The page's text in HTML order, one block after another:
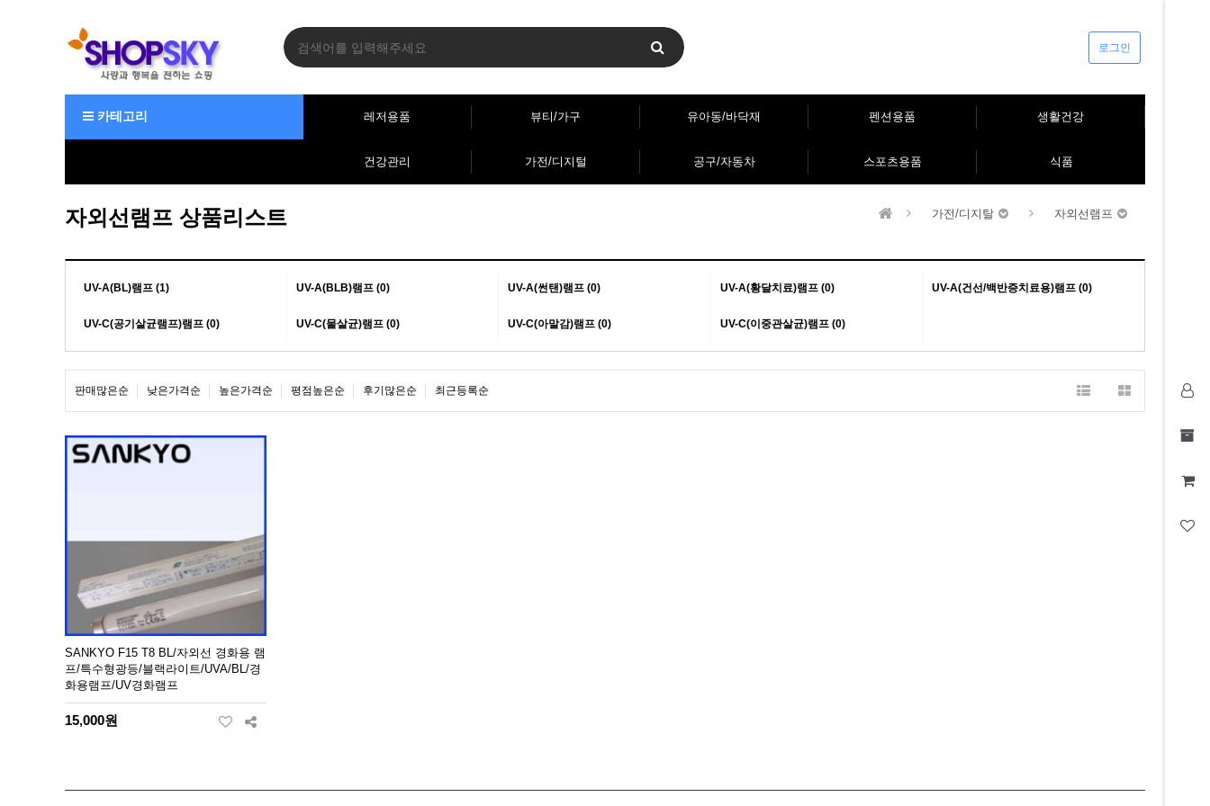
로그인
카테고리 레저용품 뷰티/가구 유아동/바닥재 펜션용품 생활건강
건강관리 가전/디지털 공구/자동차 스포츠용품 식품
자외선램프 상품리스트 가전/디지탈 자외선램프
UV-A(BL)램프 (1) UV-A(BLB)램프 (0) UV-A(썬탠)램프 (0) UV-A(황달치료)램프 (0) UV-A(건선/백반증치료용)램프 (0)
UV-C(공기살균램프)램프 (0) UV-C(물살균)램프 (0) UV-C(아말감)램프 (0) UV-C(이중관살균)램프 (0)
판매많은순 낮은가격순 높은가격순 평점높은순 후기많은순 최근등록순
SANKYO F15 T8 BL/자외선 경화용 램
프/특수형광등/블랙라이트/UVA/BL/경
화용램프/UV경화램프
15,000원